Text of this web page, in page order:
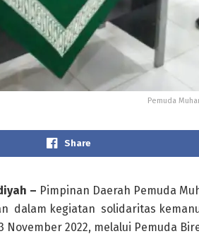
Pemuda
Share
– Pimpinan Daerah Pemuda
dalam kegiatan solidaritas
November 2022, melalui Pemuda